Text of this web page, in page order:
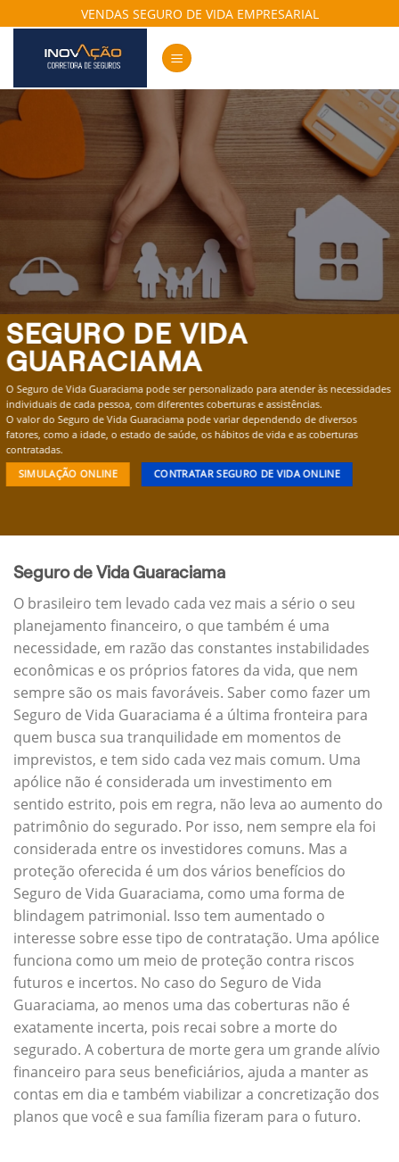
to
content
VENDAS SEGURO DE VIDA EMPRESARIAL
SEGURO DE VIDA
GUARACIAMA
O Seguro de Vida Guaraciama pode ser personalizado para atender às necessidades
individuais de cada pessoa, com diferentes coberturas e assistências.
O valor do Seguro de Vida Guaraciama pode variar dependendo de diversos
fatores, como a idade, o estado de saúde, os hábitos de vida e as coberturas
contratadas.
SIMULAÇÃO ONLINE CONTRATAR SEGURO DE VIDA ONLINE
Seguro de Vida Guaraciama
O brasileiro tem levado cada vez mais a sério o seu
planejamento financeiro, o que também é uma
necessidade, em razão das constantes instabilidades
econômicas e os próprios fatores da vida, que nem
sempre são os mais favoráveis. Saber como fazer um
Seguro de Vida Guaraciama é a última fronteira para
quem busca sua tranquilidade em momentos de
imprevistos, e tem sido cada vez mais comum. Uma
apólice não é considerada um investimento em
sentido estrito, pois em regra, não leva ao aumento do
patrimônio do segurado. Por isso, nem sempre ela foi
considerada entre os investidores comuns. Mas a
proteção oferecida é um dos vários benefícios do
Seguro de Vida Guaraciama, como uma forma de
blindagem patrimonial. Isso tem aumentado o
interesse sobre esse tipo de contratação. Uma apólice
funciona como um meio de proteção contra riscos
futuros e incertos. No caso do Seguro de Vida
Guaraciama, ao menos uma das coberturas não é
exatamente incerta, pois recai sobre a morte do
segurado. A cobertura de morte gera um grande alívio
financeiro para seus beneficiários, ajuda a manter as
contas em dia e também viabilizar a concretização dos
planos que você e sua família fizeram para o futuro.